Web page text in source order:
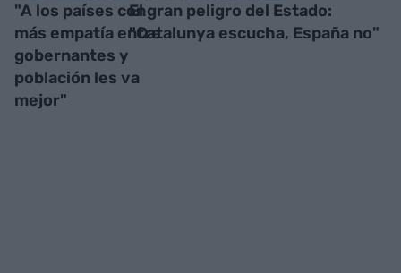
"A los países con
más empatía entre
gobernantes y
población les va
mejor"
El gran peligro del Estado:
"Catalunya escucha, España no"